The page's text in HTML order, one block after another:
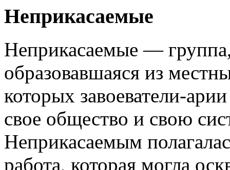
Неприкасаемые
Неприкасаемые —
образовавшаяся из
которых завоеватели-
свое общество и свою
Неприкасаемым
работа, которая могла